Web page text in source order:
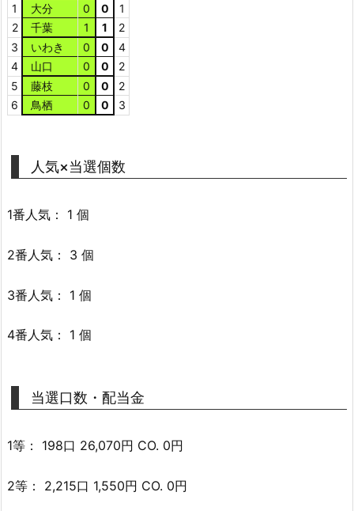
1
大分 0 0
1
2
千葉 1 1
2
3
いわき 0 0
4
4
山口 0 0
2
5
藤枝 0 0
2
6
鳥栖 0 0 3
人気×当選個数
1番人気： 1 個
2番人気： 3 個
3番人気： 1 個
4番人気： 1 個
当選口数・配当金
1等： 198口 26,070円 CO. 0円
2等： 2,215口 1,550円 CO. 0円